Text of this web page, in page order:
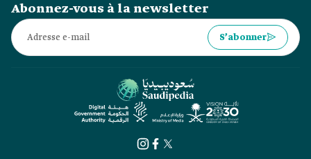
Abonnez-vous à la newsletter
S’abonner